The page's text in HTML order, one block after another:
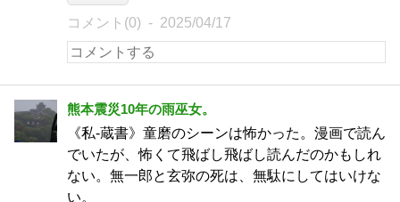
コメント(0) 2025/04/17
熊本震災10年の雨巫女。
《私-蔵書》童磨のシーンは怖かった。漫画で読ん
でいたが、怖くて飛ばし飛ばし読んだのかもしれ
ない。無一郎と玄弥の死は、無駄にしてはいけな
い。